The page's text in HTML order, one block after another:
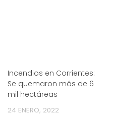
Incendios en Corrientes:
Se quemaron más de 6
mil hectáreas
24 ENERO, 2022